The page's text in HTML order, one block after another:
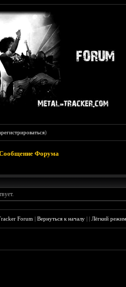
)
Форума
Forum |Вернуться к началу ||Лёгкий